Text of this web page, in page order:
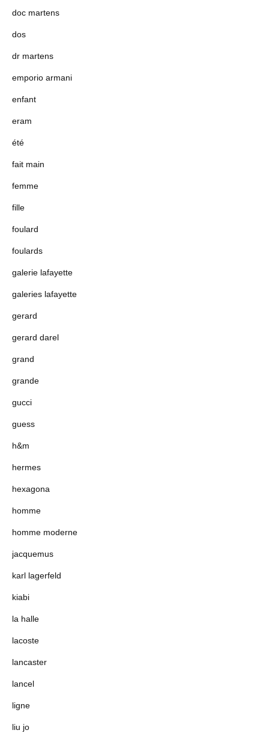
doc martens
dos
dr martens
emporio armani
enfant
eram
été
fait main
femme
fille
foulard
foulards
galerie lafayette
galeries lafayette
gerard
gerard darel
grand
grande
gucci
guess
h&m
hermes
hexagona
homme
homme moderne
jacquemus
karl lagerfeld
kiabi
la halle
lacoste
lancaster
lancel
ligne
liu jo